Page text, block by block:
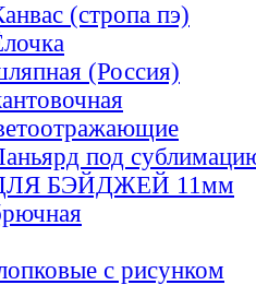
(стропа пэ)
(Россия)
под
БЭЙДЖЕЙ 11мм
с рисунком